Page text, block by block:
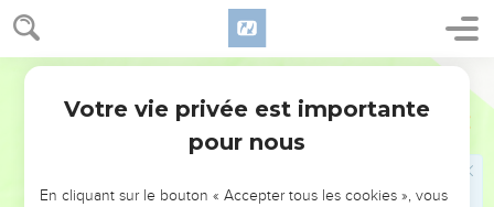
2 Samuel 24
Jebusite."
David went up according to the saying of Gad, as Yahweh
commanded.
Araunah looked out, and saw the king and his servants
coming on toward him. Then Araunah went out, and bowed
himself before the king with his face to the ground.
Araunah said, "Why has my lord the king come to his
Votre vie privée est importante
pour nous
En cliquant sur le bouton « Accepter tous les cookies », vous